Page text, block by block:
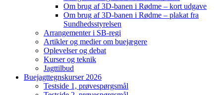
Om brug af 3D-banen i Rødme – kort udgave
Om brug af 3D-banen i Rødme – plakat fra
Sundhedsstyrelsen
Arrangementer i SB-regi
Artikler og medier om buejægere
Oplevelser og debat
Kurser og teknik
Jagttilbud
Buejagttegnskurser 2026
Testside 1, prøvespørgsmål